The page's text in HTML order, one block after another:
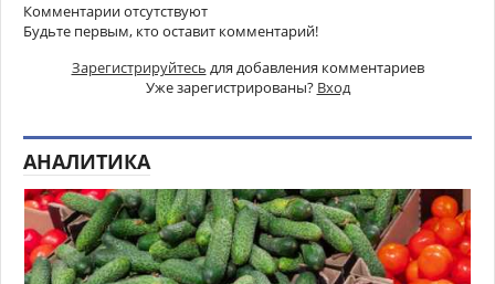
Комментарии отсутствуют
Будьте первым, кто оставит комментарий!
Зарегистрируйтесь для добавления комментариев
Уже зарегистрированы? Вход
АНАЛИТИКА